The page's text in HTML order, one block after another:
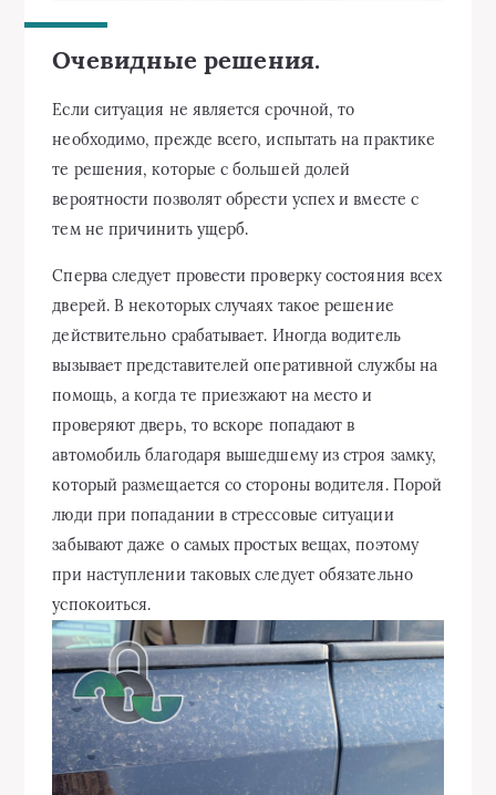
Очевидные решения.
Если ситуация не является срочной, то
необходимо, прежде всего, испытать на практике
те решения, которые с большей долей
вероятности позволят обрести успех и вместе с
тем не причинить ущерб.
Сперва следует провести проверку состояния всех
дверей. В некоторых случаях такое решение
действительно срабатывает. Иногда водитель
вызывает представителей оперативной службы на
помощь, а когда те приезжают на место и
проверяют дверь, то вскоре попадают в
автомобиль благодаря вышедшему из строя замку,
который размещается со стороны водителя. Порой
люди при попадании в стрессовые ситуации
забывают даже о самых простых вещах, поэтому
при наступлении таковых следует обязательно
успокоиться.